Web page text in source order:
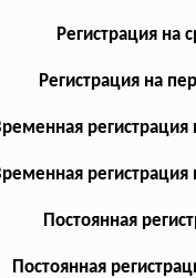
Регистрация на
Регистрация на
Постоянная
Постоянная